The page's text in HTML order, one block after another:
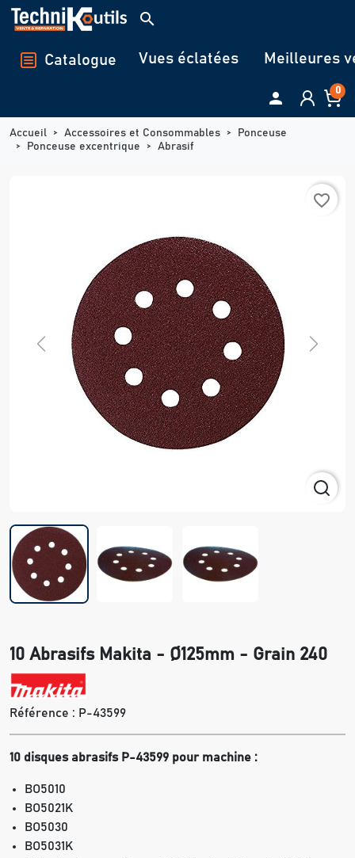
Panneau de gestion des cookies
search
Catalogue Vues éclatées Meilleures
 0
Accueil Accessoires et Consommables
Ponceuse
Ponceuse excentrique
Abrasif
favorite_border
Previous Next
10 Abrasifs Makita - Ø125mm - Grain 240
Référence : P-43599
10 disques abrasifs P-43599 pour machine :
BO5010
BO5021K
BO5030
BO5031K